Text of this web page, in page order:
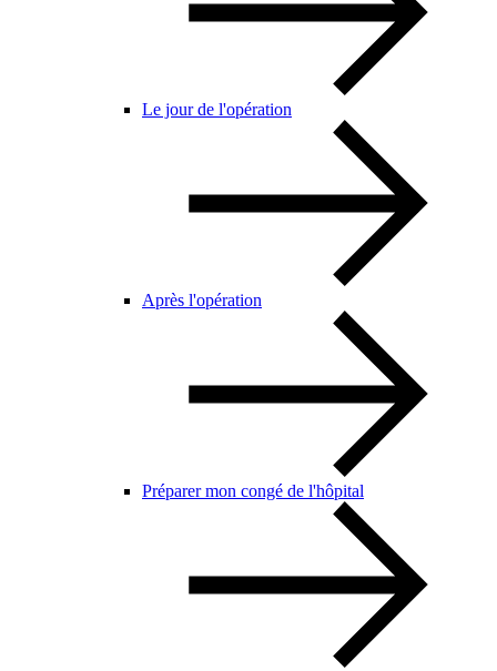
Le jour de l'opération
Après l'opération
Préparer mon congé de l'hôpital